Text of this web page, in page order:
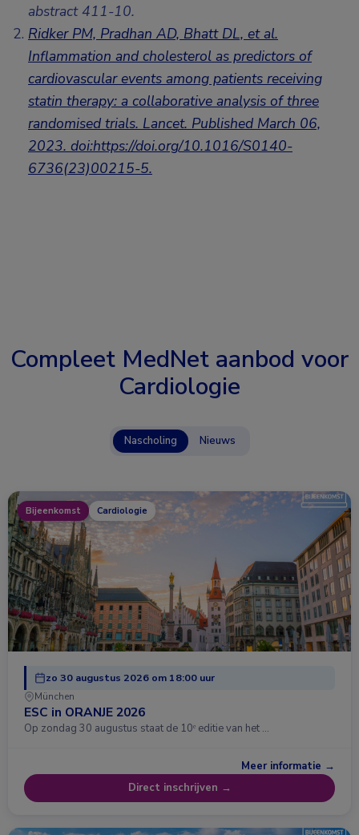
abstract 411-10.
Ridker PM, Pradhan AD, Bhatt DL, et al.
Inflammation and cholesterol as predictors of
cardiovascular events among patients receiving
statin therapy: a collaborative analysis of three
randomised trials. Lancet. Published March 06,
2023. doi:https://doi.org/10.1016/S0140-
6736(23)00215-5.
Compleet MedNet aanbod voor
Cardiologie
Nascholing Nieuws
Bijeenkomst Cardiologie
zo 30 augustus 2026 om 18:00 uur
München
ESC in ORANJE 2026
Op zondag 30 augustus staat de 10ᵉ editie van het …
Meer informatie →
Direct inschrijven →